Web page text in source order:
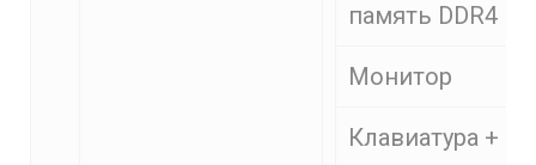
память DDR4
Монитор
Клавиатура +